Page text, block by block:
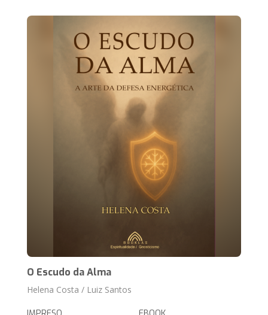
O Escudo da Alma
Helena Costa / Luiz Santos